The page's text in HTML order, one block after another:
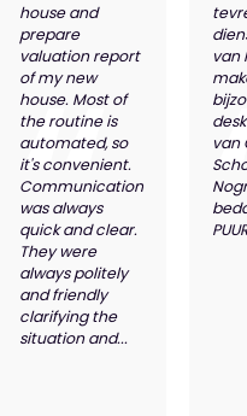
house and
prepare
valuation report
of my new
house. Most of
the routine is
automated, so
it's convenient.
Communication
was always
quick and clear.
They were
always politely
and friendly
clarifying the
situation and...
van
van